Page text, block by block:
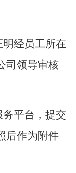
明经员工所在
司领导审核
务平台，提交
后作为附件